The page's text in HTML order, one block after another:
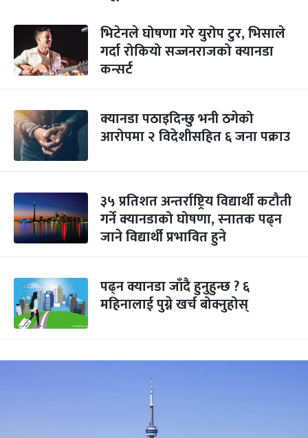
भिटेनले घोषणा गरे युरोप टुर, भिसाले
गर्दा रोकियो सज्जनराजको क्यानडा
कन्सर्ट
क्यानडा पठाइदिन्छु भनी ठगेको
आरोपमा २ विदेशीसहित ६ जना पक्राउ
३५ प्रतिशत अन्तर्राष्ट्रिय विद्यार्थी कटौती
गर्ने क्यानडाको घोषणा, स्नातक पढ्न
जाने विद्यार्थी प्रभावित हुने
पढ्न क्यानडा जाँदै हुनुहुन्छ ? ६
महिनालाई पुग्ने खर्च बोक्नुहोस्